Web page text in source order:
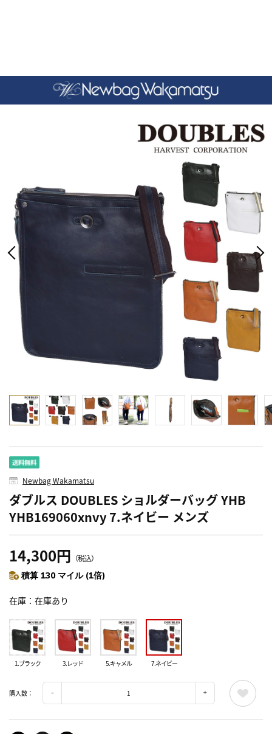
Newbag Wakamatsu
ダブルス DOUBLES ショルダーバッグ YHB
YHB169060xnvy 7.ネイビー メンズ
14,300円 （税込）
積算 130 マイル (1倍)
在庫 在庫あり
1.ブラック 3.レッド 5.キャメル 7.ネイビー
購入数：